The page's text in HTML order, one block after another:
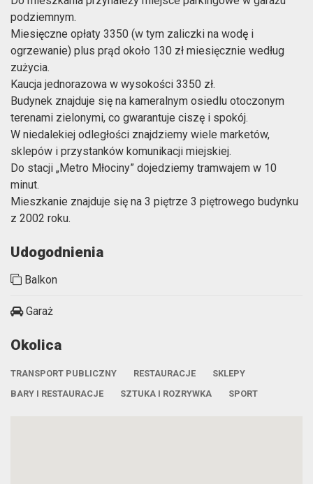
podziemnym.
Miesięczne opłaty 3350 (w tym zaliczki na wodę i
ogrzewanie) plus prąd około 130 zł miesięcznie według
zużycia.
Kaucja jednorazowa w wysokości 3350 zł.
Budynek znajduje się na kameralnym osiedlu otoczonym
terenami zielonymi, co gwarantuje ciszę i spokój.
W niedalekiej odległości znajdziemy wiele marketów,
sklepów i przystanków komunikacji miejskiej.
Do stacji „Metro Młociny” dojedziemy tramwajem w 10
minut.
Mieszkanie znajduje się na 3 piętrze 3 piętrowego budynku
z 2002 roku.
Udogodnienia
Balkon
Garaż
Okolica
TRANSPORT PUBLICZNY RESTAURACJE
SKLEPY
BARY I RESTAURACJE
SZTUKA I ROZRYWKA SPORT